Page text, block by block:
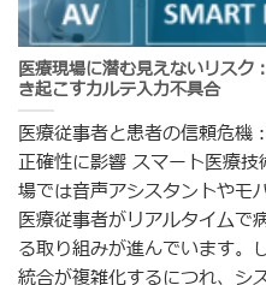
医療現場に潜む見えないリス
き起こすカルテ入力不具合
医療従事者と患者の信頼危機
正確性に影響 スマート医療
場では音声アシスタントやモ
医療従事者がリアルタイムで
る取り組みが進んでいます。
統合が複雑化するにつれ、シ